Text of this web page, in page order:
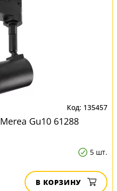
135457
Gu10 61288
5 шт.
В КОРЗИНУ